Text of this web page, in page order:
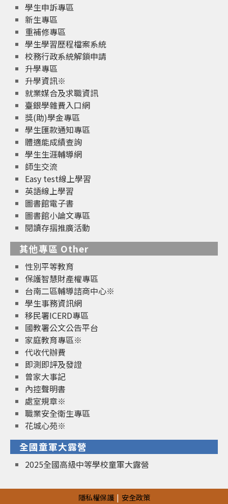
學生申訴專區
新生專區
重補修專區
學生學習歷程檔案系統
校務行政系統解鎖申請
升學專區
升學資訊※
就業媒合及求職資訊
臺銀學雜費入口網
獎(助)學金專區
學生匯款通知專區
體適能成績查詢
學生生涯輔導網
師生交流
Easy test線上學習
英語線上學習
圖書館電子書
圖書館小論文專區
閱讀存摺推廣活動
其他專區 Other
性別平等教育
保護智慧財產權專區
台南二區輔導諮商中心※
學生事務資訊網
移民署ICERD專區
國教署公文公告平台
家庭教育專區※
代收代辦費
即測即評及發證
曾家大事記
內控聲明書
處室規章※
職業安全衛生專區
花城心苑※
全國童軍大露營
2025全國高級中等學校童軍大露營
隱私權保護
安全政策